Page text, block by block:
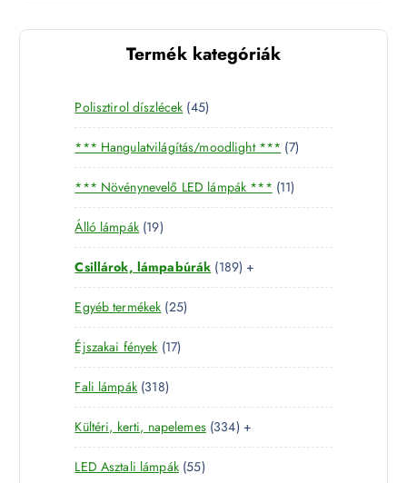
Termék kategóriák
Polisztirol díszlécek 454
5
t
e
r
m
k
*** Hangulatvilágítás/moodlight *** 77
t
r
é
*** Növénynevelő LED lámpák *** 111
1
e
m
k
Álló lámpák 191
9
t
e
r
m
é
k
Csillárok, lámpabúrák 1891
8
t
r
é
k
+
Egyéb termékek 252
5
e
m
é
k
Éjszakai fények 171
7
e
r
m
é
Fali lámpák 3183
1
8
t
e
Kültéri, kerti, napelemes 3343
3
+
LED Asztali lámpák 555